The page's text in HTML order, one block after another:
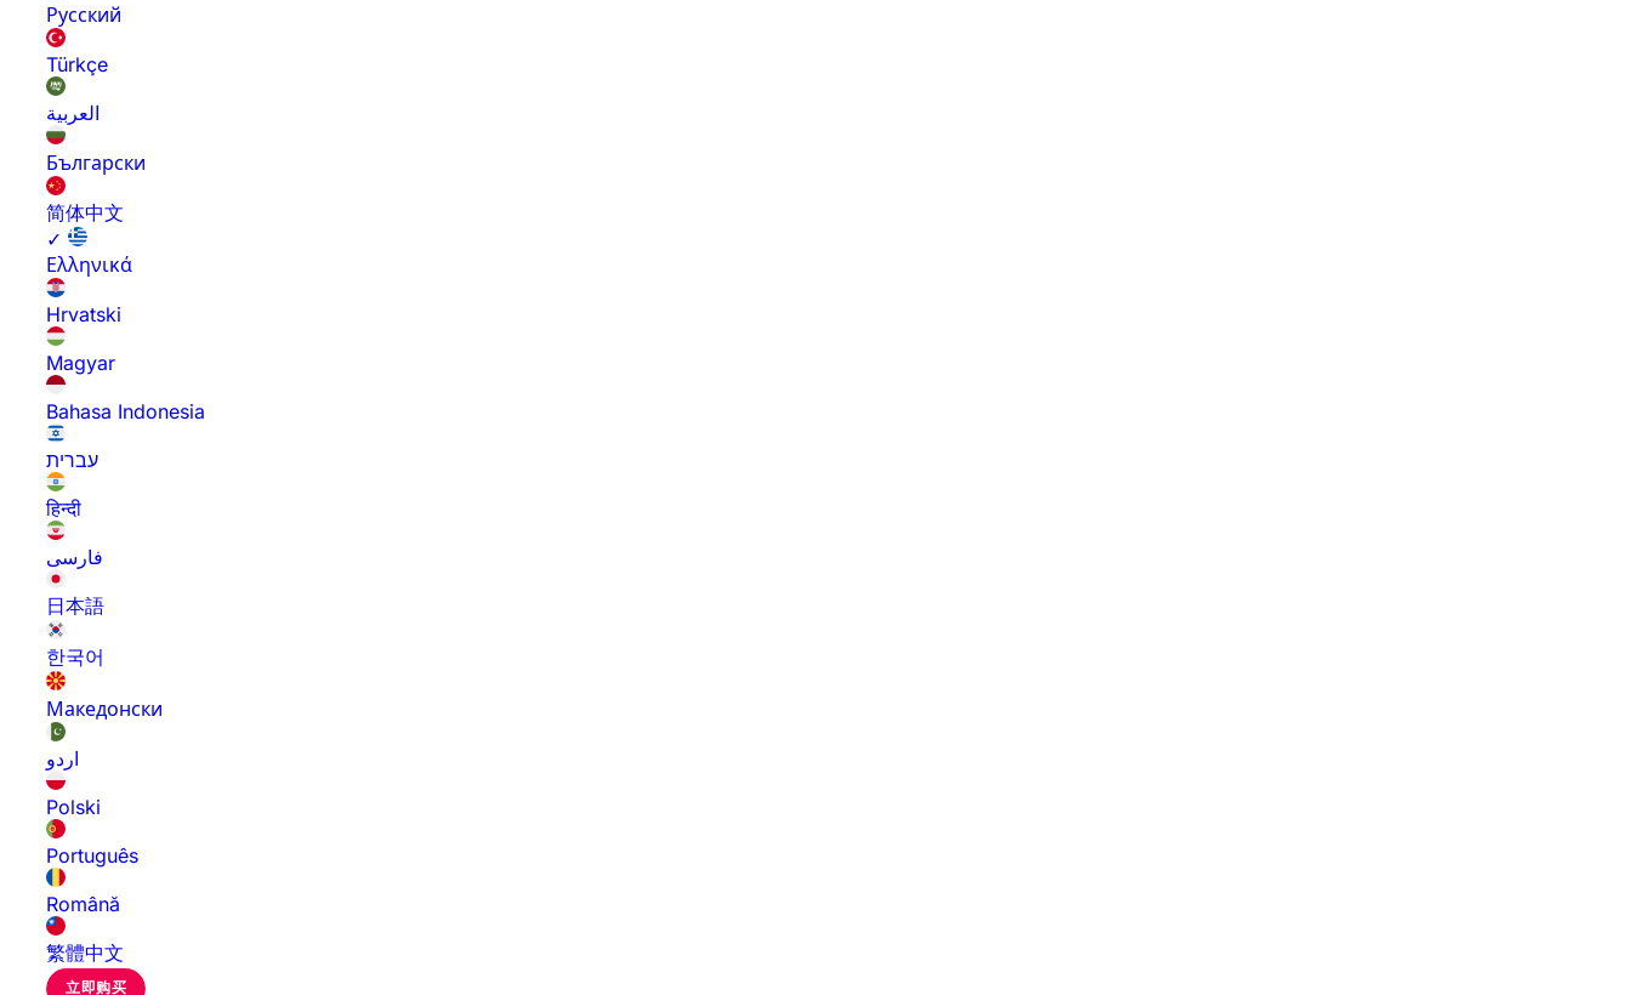
Русский
Türkçe
العربية
Български
简体中文
✓
Ελληνικά
Hrvatski
Magyar
Bahasa Indonesia
עברית
हिन्दी
فارسی
日本語
한국어
Македонски
اردو
Polski
Português
Română
繁體中文
立即购买